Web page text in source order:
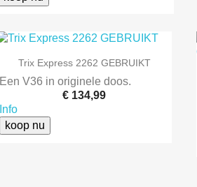
 Snel bekijken
Trix Express 2262 GEBRUIKT
Een V36 in originele doos.
€ 134,99
Info
koop nu